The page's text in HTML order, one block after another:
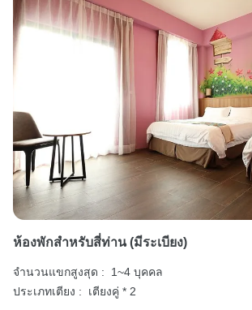
ห้องพักสำหรับสี่ท่าน (มีระเบียง)
จำนวนแขกสูงสุด :
1~4 บุคคล
ประเภทเตียง :
เตียงคู่ * 2